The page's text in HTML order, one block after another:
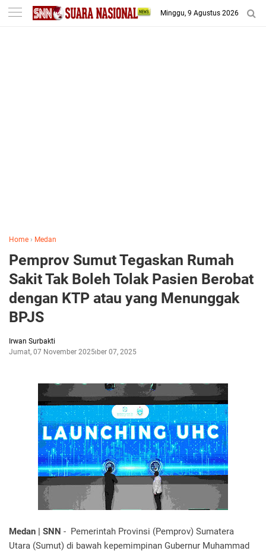
-->
Minggu, 9 Agustus 2026
Home › Medan
Pemprov Sumut Tegaskan Rumah
Sakit Tak Boleh Tolak Pasien Berobat
dengan KTP atau yang Menunggak
BPJS
Irwan Surbakti
Jumat, 07 November 2025November 07, 2025
Medan | SNN - Pemerintah Provinsi (Pemprov) Sumatera
Utara (Sumut) di bawah kepemimpinan Gubernur Muhammad